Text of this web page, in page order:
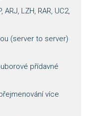
LZH, RAR, UC2,
(server to server)
přídavné
více